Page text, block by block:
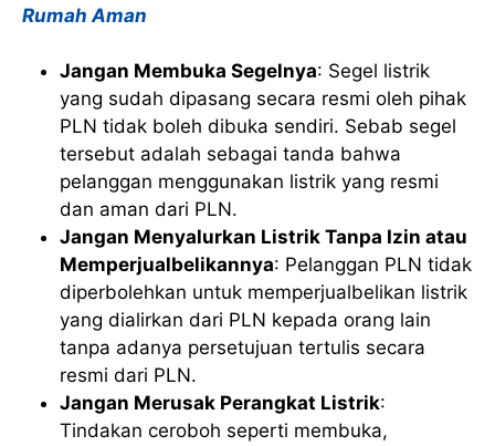
Rumah Aman
Jangan Membuka Segelnya: Segel listrik
yang sudah dipasang secara resmi oleh pihak
PLN tidak boleh dibuka sendiri. Sebab segel
tersebut adalah sebagai tanda bahwa
pelanggan menggunakan listrik yang resmi
dan aman dari PLN.
Jangan Menyalurkan Listrik Tanpa Izin atau
Memperjualbelikannya: Pelanggan PLN tidak
diperbolehkan untuk memperjualbelikan listrik
yang dialirkan dari PLN kepada orang lain
tanpa adanya persetujuan tertulis secara
resmi dari PLN.
Jangan Merusak Perangkat Listrik:
Tindakan ceroboh seperti membuka,